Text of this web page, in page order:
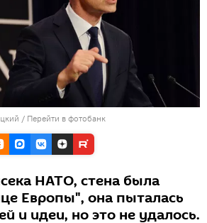
/ Перейти в фотобанк
НАТО, стена была
Европы", она пыталась
и идеи, но это не удалось.